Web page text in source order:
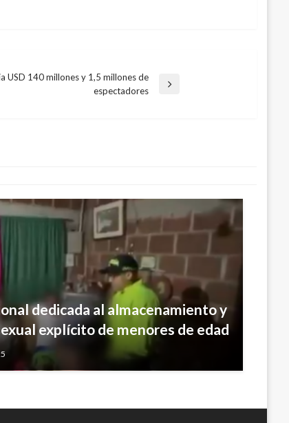
USD 140 millones y 1,5 millones de
espectadores
dedicada al almacenamiento y
explícito de menores de edad